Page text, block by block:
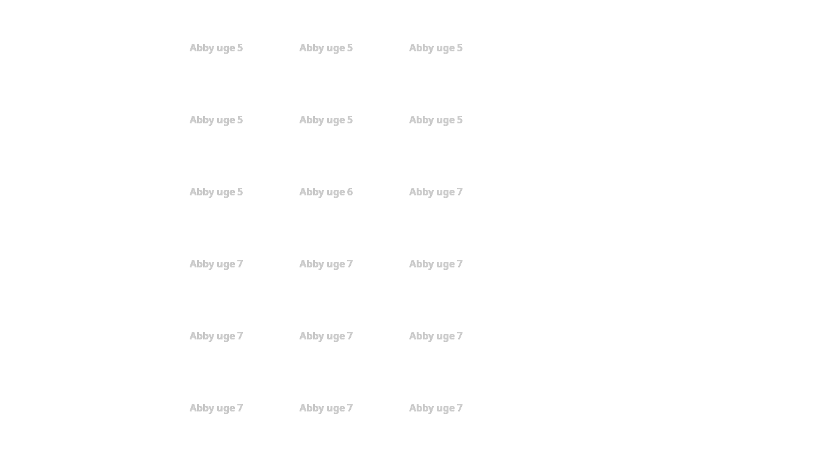
Abby uge 5 Abby uge 5 Abby uge 5
Abby uge 5 Abby uge 5 Abby uge 5
Abby uge 5 Abby uge 6 Abby uge 7
Abby uge 7 Abby uge 7 Abby uge 7
Abby uge 7 Abby uge 7 Abby uge 7
Abby uge 7 Abby uge 7 Abby uge 7